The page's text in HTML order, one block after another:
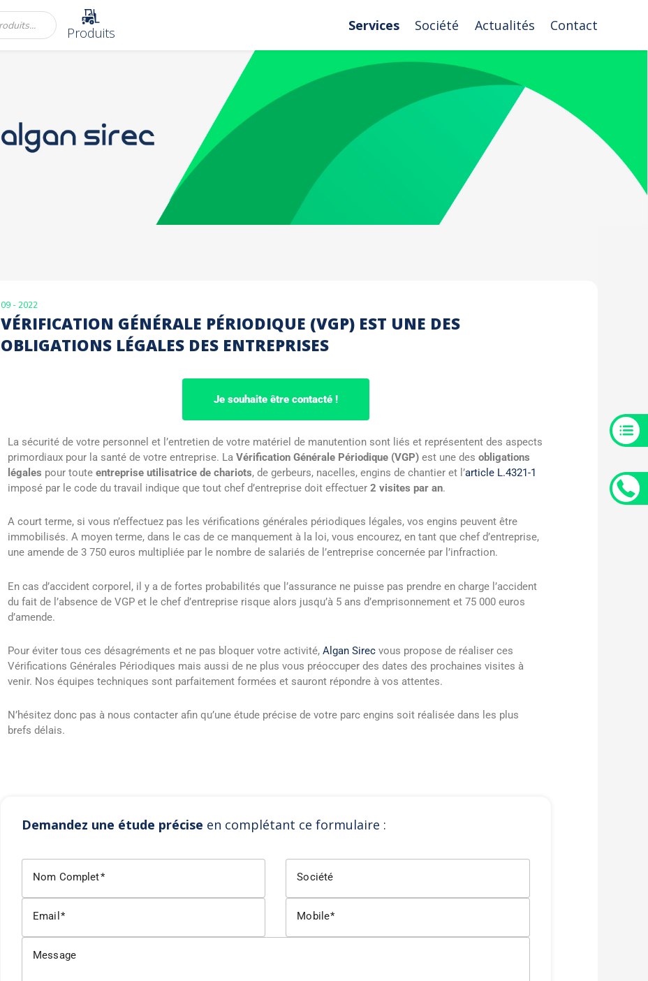
Produits Services Société Actualités Contact
09 - 2022
VÉRIFICATION GÉNÉRALE PÉRIODIQUE (VGP) EST UNE DES
OBLIGATIONS LÉGALES DES ENTREPRISES
Je souhaite être contacté !
La sécurité de votre personnel et l’entretien de votre matériel de manutention sont liés et représentent des aspects
primordiaux pour la santé de votre entreprise. La Vérification Générale Périodique (VGP) est une des obligations
légales pour toute entreprise utilisatrice de chariots, de gerbeurs, nacelles, engins de chantier et l’article L.4321-1
imposé par le code du travail indique que tout chef d’entreprise doit effectuer 2 visites par an.
A court terme, si vous n’effectuez pas les vérifications générales périodiques légales, vos engins peuvent être
immobilisés. A moyen terme, dans le cas de ce manquement à la loi, vous encourez, en tant que chef d’entreprise,
une amende de 3 750 euros multipliée par le nombre de salariés de l’entreprise concernée par l’infraction.
En cas d’accident corporel, il y a de fortes probabilités que l’assurance ne puisse pas prendre en charge l’accident
du fait de l’absence de VGP et le chef d’entreprise risque alors jusqu’à 5 ans d’emprisonnement et 75 000 euros
d’amende.
Pour éviter tous ces désagréments et ne pas bloquer votre activité, Algan Sirec vous propose de réaliser ces
Vérifications Générales Périodiques mais aussi de ne plus vous préoccuper des dates des prochaines visites à
venir. Nos équipes techniques sont parfaitement formées et sauront répondre à vos attentes.
N’hésitez donc pas à nous contacter afin qu’une étude précise de votre parc engins soit réalisée dans les plus
brefs délais.
Demandez une étude précise en complétant ce formulaire :
Nom Complet Société
Email Mobile
Message